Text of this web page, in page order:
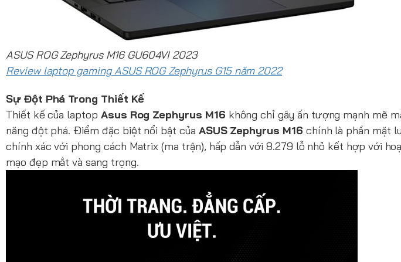
ASUS ROG Zephyrus M16 GU604VI 2023
Review laptop gaming ASUS ROG Zephyrus G15 năm 2022
Sự Đột Phá Trong Thiết Kế
Thiết kế của laptop Asus Rog Zephyrus M16 không chỉ gây ấn tượng mạnh mẽ
năng đột phá. Điểm đặc biệt nổi bật của ASUS Zephyrus M16 chính là phần mặt
chính xác với phong cách Matrix (ma trận), hấp dẫn với 8.279 lỗ nhỏ kết hợp với
mạo đẹp mắt và sang trọng.